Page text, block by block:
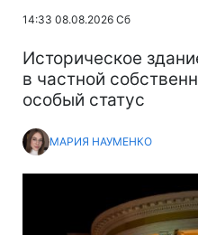
14:33 08.08.2026 Сб
Историческое
в частной
особый статус
МАРИЯ НАУМЕНКО